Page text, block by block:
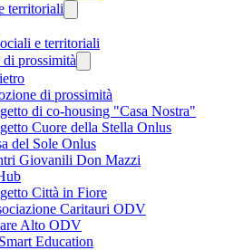
territoriali
e territoriali
prossimità
di prossimità
di co-housing "Casa Nostra"
Cuore della Stella Onlus
del Sole Onlus
Giovanili Don Mazzi
Città in Fiore
Caritauri ODV
Alto ODV
Education